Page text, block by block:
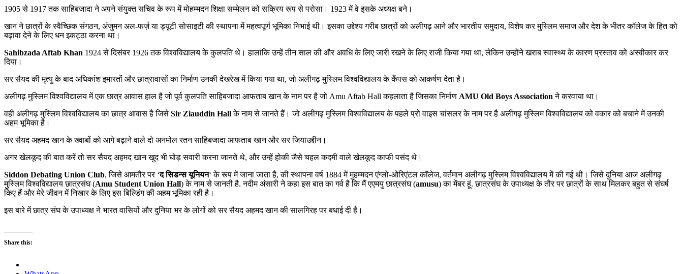
1905 से 1917 तक साहिबजादा ने अपने संयुक्त सचिव के रूप में मोहम्मदन शिक्षा सम्मेलन को सक्रिय रूप से परोसा। 1923 में वे इसके अध्यक्ष बने।
खान ने छात्रों के स्वैच्छिक संगठन, अंजुमन अल-फर्ज़ या ड्यूटी सोसाइटी की स्थापना में महत्वपूर्ण भूमिका निभाई थी। इसका उद्देश्य गरीब छात्रों को अलीगढ़ आने और भारतीय समुदाय, विशेष कर मुस्लिम समाज और देश के भीतर कॉलेज के हित को
बढ़ावा देने के लिए धन इकट्ठा करना था।
Sahibzada Aftab Khan 1924 से दिसंबर 1926 तक विश्वविद्यालय के कुलपति थे। हालांकि उन्हें तीन साल की और अवधि के लिए जारी रखने के लिए राजी किया गया था, लेकिन उन्होंने खराब स्वास्थ्य के कारण प्रस्ताव को अस्वीकार कर
दिया।
सर सैयद की मृत्यु के बाद अधिकांश इमारतों और छात्रावासों का निर्माण उनकी देखरेख में किया गया था, जो अलीगढ़ मुस्लिम विश्वविद्यालय के कैंपस को आकर्षण देता है।
अलीगढ़ मुस्लिम विश्वविद्यालय में एक छात्र आवास हाल है जो पूर्व कुलपति साहिबजादा आफताब खान के नाम पर है जो Amu Aftab Hall कहलाता है जिसका निर्माण AMU Old Boys Association ने करवाया था।
वही अलीगढ़ मुस्लिम विश्वविद्यालय का छात्र आवास है जिसे Sir Ziauddin Hallके नाम से जानते हैं। जो अलीगढ़ मुस्लिम विश्वविद्यालय के पहले प्रो वाइस चांसलर के नाम पर है अलीगढ़ मुस्लिम विश्वविद्यालय को वकार को बचाने में उनकी
अहम भूमिका है।
सर सैयद अहमद खान के ख्वाबों को आगे बढ़ाने वाले दो अनमोल रतन साहिबजादा आफताब खान और सर जियाउद्दीन।
अगर खेलकूद की बात करें तो सर सैयद अहमद खान खुद भी घोड़ सवारी करना जानते थे, और उन्हें होकी जैसे चहल कदमी वाले खेलकूद काफी पसंद थे।
Siddon Debating Union Club, जिसे आमतौर पर ‘द सिडन्स यूनियन‘ के रूप में जाना जाता है, की स्थापना वर्ष 1884 में मुहम्मदन एंग्लो-ओरिएंटल कॉलेज, वर्तमान अलीगढ़ मुस्लिम विश्वविद्यालय में की गई थी। जिसे दुनिया आज अलीगढ़
मुस्लिम विश्वविद्यालय छात्रसंघ (Amu Student Union Hall) के नाम से जानती है. नदीम अंसारी ने कहा इस बात का गर्व है कि मैं एएमयु छात्रसंघ (amusu) का मेंबर हूं. छात्रसंघ के उपाध्यक्ष के तौर पर छात्रों के साथ मिलकर बहुत से संघर्ष
किए हैं और मेरे जीवन में निखार के लिए इस बिल्डिंग की अहम भूमिका रही है।
इस बारे में छात्र संघ के उपाध्यक्ष ने भारत वासियों और दुनिया भर के लोगों को सर सैयद अहमद खान की सालगिरह पर बधाई दी है।
Share this: